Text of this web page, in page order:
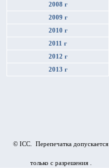
2008 г
2009 г
2010 г
2011 г
2012 г
2013 г
© ICC. Перепечатка допускается
только с разрешения .